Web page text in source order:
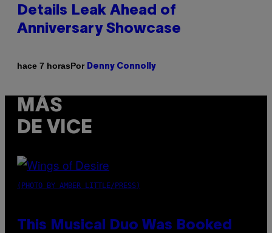
Details Leak Ahead of
Anniversary Showcase
hace 7 horasPor Denny Connolly
MÁS
DE VICE
(PHOTO BY AMBER LITTLE/PRESS)
This Musical Duo Was Booked